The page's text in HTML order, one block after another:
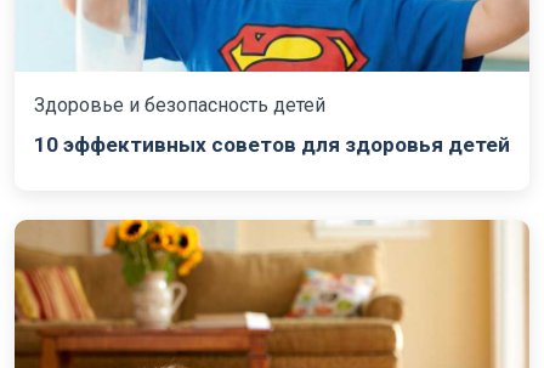
Здоровье и безопасность детей
10 эффективных советов для здоровья детей